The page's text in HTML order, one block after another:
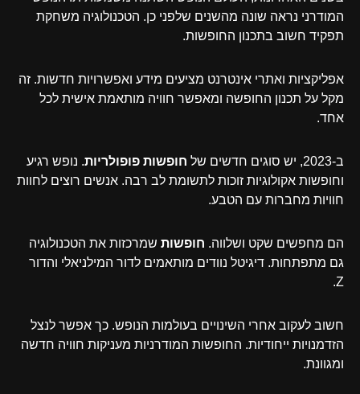
המודרני נראה שונה מהשנים שלפני כן. הטכנולוגיה משחקת
תפקיד חשוב בתכנון החופשות.
אפליקציות ואתרי אינטרנט מציעים מידע ואפשרויות חדשות. זה
מקל על תכנון החופשה ומאפשר חוויה מותאמת אישית לכל
אחד.
ב-2023, יש סוגים חדשים של חופשות פופולריות. נופש רגיע
וחופשות אקולוגיות זוכות לתשומת לב רבה. אנשים רוצים לחוות
חוויות מחברות עם הטבע.
הם מחפשים שקט ושלווה. חופשות שמרכזות את הטכנולוגיה
גם מתפתחות. דיגיטל נוודים מותאמים לדור המילניאלי והדור
Z.
חשוב לעקוב אחרי השינויים בעולמות הנופש. כך אפשר לנצל
הזדמנויות ייחודיות. החופשות המודרניות מעניקות חוויה חדשה
ומגוונת.